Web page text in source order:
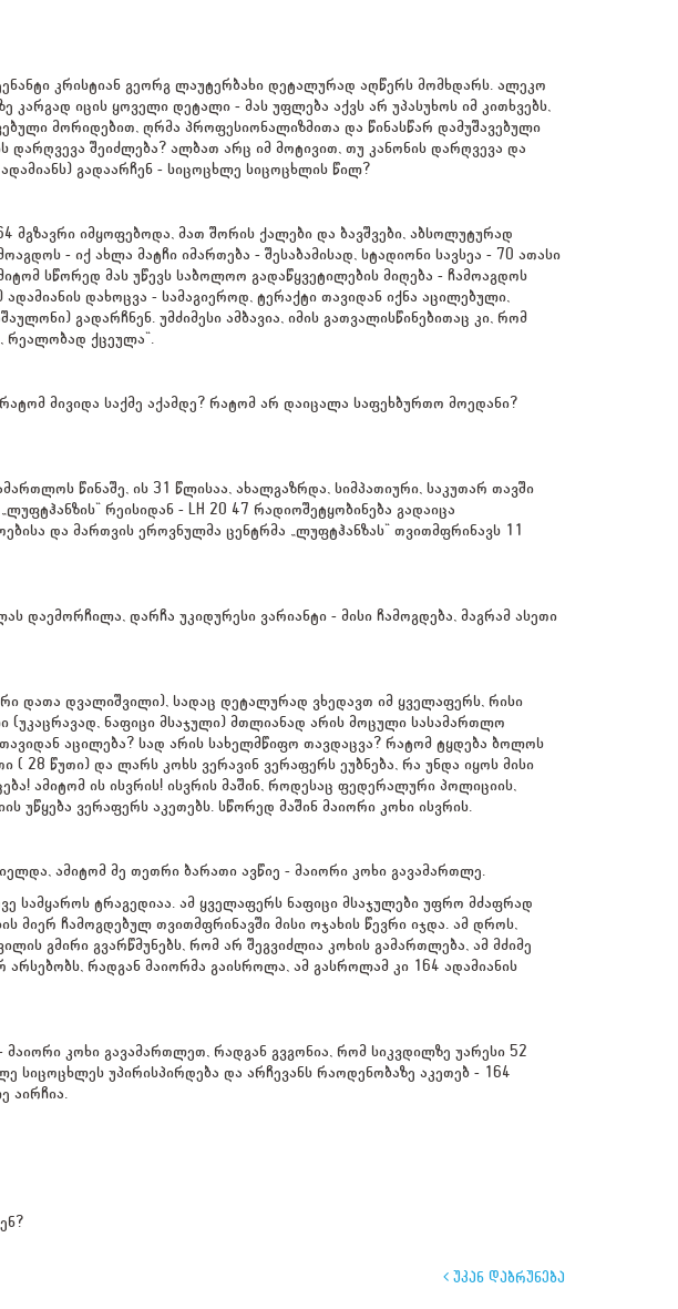
კრისტიან გეორგ ლაუტერბახი დეტალურად აღწერს მომხდარს. ალეკო
კარგად იცის ყოველი დეტალი - მას უფლება აქვს არ უპასუხოს იმ კითხვებს,
მორიდებით, ღრმა პროფესიონალიზმითა და წინასწარ დამუშავებული
დარღვევა შეიძლება? ალბათ არც იმ მოტივით, თუ კანონის დარღვევა და
გადაარჩენ - სიცოცხლე სიცოცხლის წილ?
მგზავრი იმყოფებოდა, მათ შორის ქალები და ბავშვები, აბსოლუტურად
- იქ ახლა მატჩი იმართება - შესაბამისად, სტადიონი სავსეა - 70 ათასი
სწორედ მას უწევს საბოლოო გადაწყვეტილების მიღება - ჩამოაგდოს
დახოცვა - სამაგიეროდ, ტერაქტი თავიდან იქნა აცილებული,
გადარჩნენ. უმძიმესი ამბავია, იმის გათვალისწინებითაც კი, რომ
რეალობად ქცეულა“.
მივიდა საქმე აქამდე? რატომ არ დაიცალა საფეხბურთო მოედანი?
წინაშე, ის 31 წლისაა, ახალგაზრდა, სიმპათიური, საკუთარ თავში
რეისიდან - LH 20 47 რადიოშეტყობინება გადაიცა
და მართვის ეროვნულმა ცენტრმა „ლუფტჰანზას“ თვითმფრინავს 11
დაემორჩილა, დარჩა უკიდურესი ვარიანტი - მისი ჩამოგდება, მაგრამ ასეთი
დათა დვალიშვილი), სადაც დეტალურად ვხედავთ იმ ყველაფერს, რისი
(უკაცრავად, ნაფიცი მსაჯული) მთლიანად არის მოცული სასამართლო
აცილება? სად არის სახელმწიფო თავდაცვა? რატომ ტყდება ბოლოს
28 წუთი) და ლარს კოხს ვერავინ ვერაფერს ეუბნება, რა უნდა იყოს მისი
ამიტომ ის ისვრის! ისვრის მაშინ, როდესაც ფედერალური პოლიციის,
უწყება ვერაფერს აკეთებს. სწორედ მაშინ მაიორი კოხი ისვრის.
ამიტომ მე თეთრი ბარათი ავწიე - მაიორი კოხი გავამართლე.
სამყაროს ტრაგედიაა. ამ ყველაფერს ნაფიცი მსაჯულები უფრო მძაფრად
მიერ ჩამოგდებულ თვითმფრინავში მისი ოჯახის წევრი იჯდა. ამ დროს,
გმირი გვარწმუნებს, რომ არ შეგვიძლია კოხის გამართლება, ამ მძიმე
არსებობს, რადგან მაიორმა გაისროლა, ამ გასროლამ კი 164 ადამიანის
კოხი გავამართლეთ, რადგან გვგონია, რომ სიკვდილზე უარესი 52
სიცოცხლეს უპირისპირდება და არჩევანს რაოდენობაზე აკეთებ - 164
აირჩია.
უკან დაბრუნება